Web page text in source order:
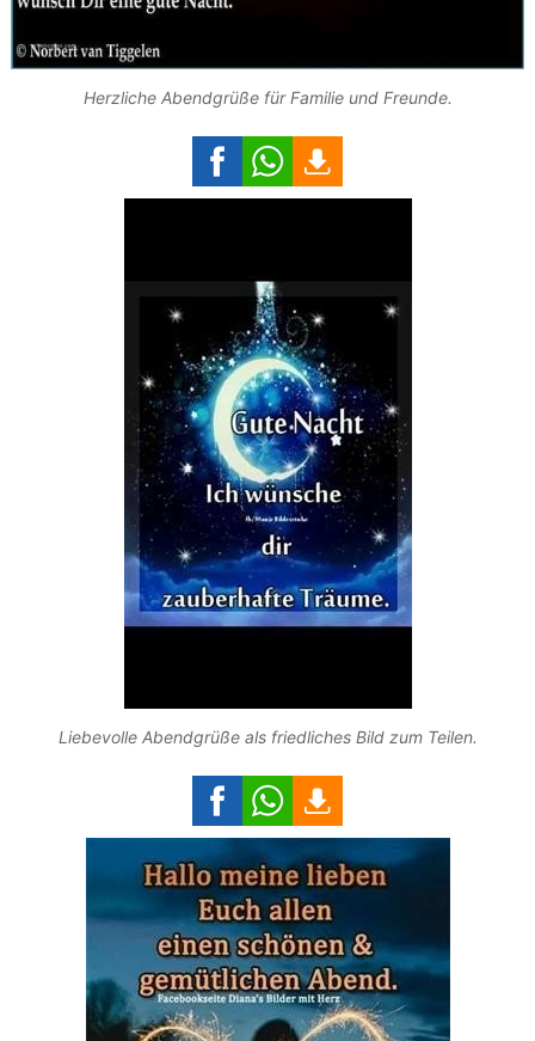
Herzliche Abendgrüße für Familie und Freunde.
Liebevolle Abendgrüße als friedliches Bild zum Teilen.